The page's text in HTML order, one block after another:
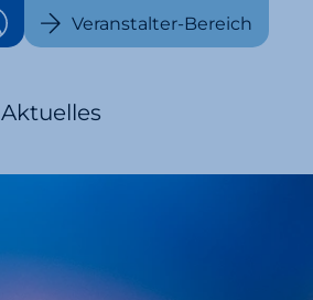
Veranstalter-Bereich
Aktuelles